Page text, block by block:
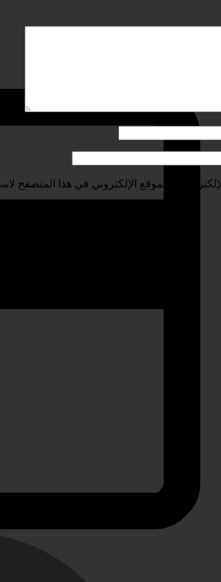
والموقع الإلكتروني في هذا المتصفح